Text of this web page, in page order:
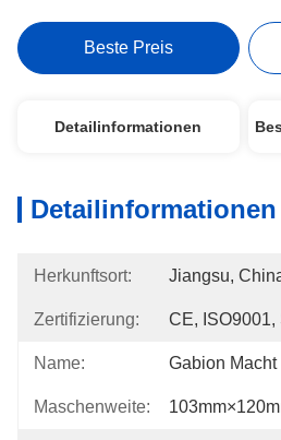
Beste Preis
Detailinformationen
Detailinformationen
Herkunftsort: Jiangsu,
Zertifizierung: CE, ISO9001,
Name: Gabion Macht
Maschenweite: